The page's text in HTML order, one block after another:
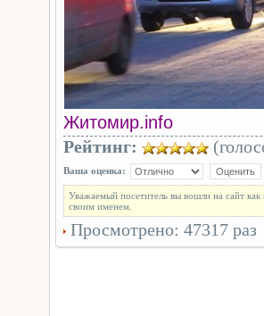
Житомир.info
Рейтинг:
Ваша оценка:
Уважаемый посетитель вы вошли на сайт
своим именем.
Просмотрено: 47317 раз